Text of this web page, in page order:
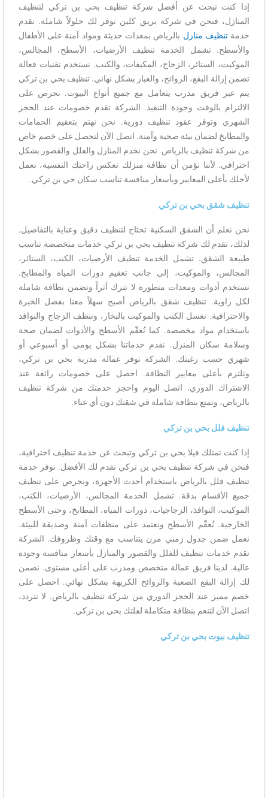
إذا كنت تبحث عن أفضل شركة تنظيف بحي بن تركي لتنظيف
المنازل، فنحن في شركة بريق كلين نوفر لك حلولاً شاملة. نقدم
خدمةتنظيف منازل بالرياض بمعدات حديثة ومواد آمنة على الأطفال
والأسطح. تشمل الخدمة تنظيف الأرضيات، الأسطح، المجالس،
الموكيت، الستائر، الزجاج، المكيفات، والكنب. نستخدم تقنيات فعالة
تضمن إزالة البقع، الروائح، والغبار بشكل نهائي. تنظيف بحي بن تركي
يتم عبر فريق مدرب يتعامل مع جميع أنواع البيوت. نحرص على
الالتزام بالوقت وجودة التنفيذ. الشركة تقدم خصومات عند الحجز
الشهري وتوفر عقود تنظيف دورية. نحن نهتم بتعقيم الحمامات
والمطابخ لضمان بيئة صحية وآمنة. اتصل الآن لتحصل على خصم خاص
من شركة تنظيف بالرياض. نحن نخدم المنازل والفلل والقصور بشكل
احترافي. لأننا نؤمن أن نظافة منزلك تعكس راحتك النفسية، نعمل
لأجلك بأعلى المعايير وبأسعار منافسة تناسب سكان حي بن تركي.
تنظيف شقق بحي بن تركي
نحن نعلم أن الشقق السكنية تحتاج لتنظيف دقيق وعناية بالتفاصيل.
لذلك، تقدم لك شركة تنظيف بحي بن تركي خدمات متخصصة تناسب
طبيعة الشقق. تشمل الخدمة تنظيف الأرضيات، الكنب، الستائر،
المجالس، والموكيت، إلى جانب تعقيم دورات المياه والمطابخ.
نستخدم أدوات ومعدات متطورة لا تترك أثراً وتضمن نظافة شاملة
لكل زاوية. تنظيف شقق بالرياض أصبح سهلاً معنا بفضل الخبرة
والاحترافية. نغسل الكنب والموكيت بالبخار، وننظف الزجاج والنوافذ
باستخدام مواد مخصصة. كما نُعقّم الأسطح والأدوات لضمان صحة
وسلامة سكان المنزل. نقدم خدماتنا بشكل يومي أو أسبوعي أو
شهري حسب رغبتك. الشركة توفر عمالة مدربة بحي بن تركي،
وتلتزم بأعلى معايير النظافة. احصل على خصومات رائعة عند
الاشتراك الدوري. اتصل اليوم واحجز خدمتك من شركة تنظيف
بالرياض، وتمتع بنظافة شاملة في شقتك دون أي عناء.
تنظيف فلل بحي بن تركي
إذا كنت تمتلك فيلا بحي بن تركي وتبحث عن خدمة تنظيف احترافية،
فنحن في شركة تنظيف بحي بن تركي نقدم لك الأفضل. نوفر خدمة
تنظيف فلل بالرياض باستخدام أحدث الأجهزة، ونحرص على تنظيف
جميع الأقسام بدقة. تشمل الخدمة المجالس، الأرضيات، الكنب،
الموكيت، النوافذ، الزجاجيات، دورات المياه، المطابخ، وحتى الأسطح
الخارجية. نُعقّم الأسطح ونعتمد على منظفات آمنة وصديقة للبيئة.
نعمل ضمن جدول زمني مرن يتناسب مع وقتك وظروفك. الشركة
تقدم خدمات تنظيف للفلل والقصور والمنازل بأسعار منافسة وجودة
عالية. لدينا فريق عمالة متخصص ومدرب على أعلى مستوى. نضمن
لك إزالة البقع الصعبة والروائح الكريهة بشكل نهائي. احصل على
خصم مميز عند الحجز الدوري من شركة تنظيف بالرياض. لا تتردد،
اتصل الآن لتنعم بنظافة متكاملة لفلتك بحي بن تركي.
تنظيف بيوت بحي بن تركي